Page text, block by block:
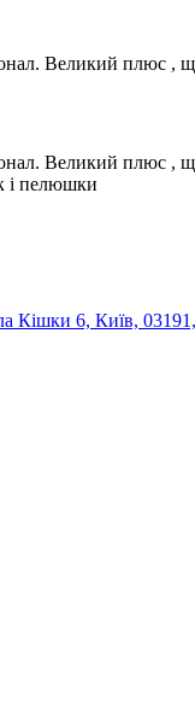
Великий плюс ,
Великий плюс ,
і пелюшки
Кішки 6, Київ,